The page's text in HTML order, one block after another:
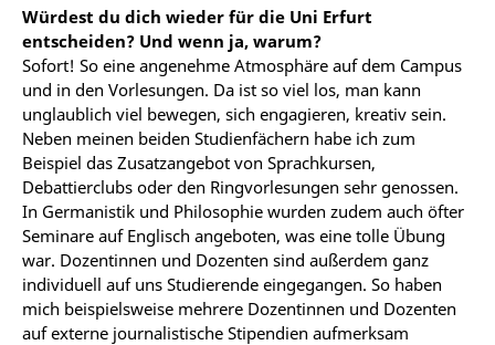
Würdest du dich wieder für die Uni Erfurt
entscheiden? Und wenn ja, warum?
Sofort! So eine angenehme Atmosphäre auf dem Campus
und in den Vorlesungen. Da ist so viel los, man kann
unglaublich viel bewegen, sich engagieren, kreativ sein.
Neben meinen beiden Studienfächern habe ich zum
Beispiel das Zusatzangebot von Sprachkursen,
Debattierclubs oder den Ringvorlesungen sehr genossen.
In Germanistik und Philosophie wurden zudem auch öfter
Seminare auf Englisch angeboten, was eine tolle Übung
war. Dozentinnen und Dozenten sind außerdem ganz
individuell auf uns Studierende eingegangen. So haben
mich beispielsweise mehrere Dozentinnen und Dozenten
auf externe journalistische Stipendien aufmerksam